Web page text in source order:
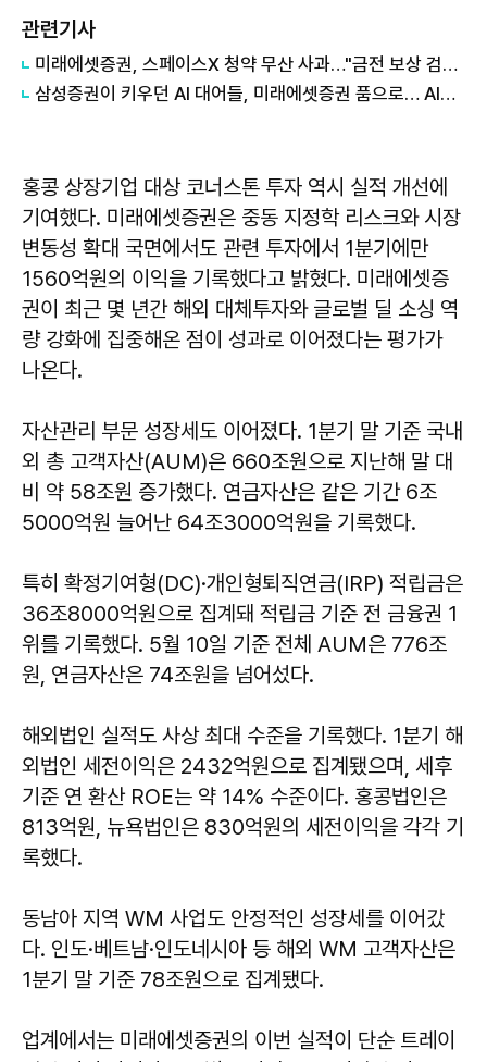
관련기사
미래에셋증권, 스페이스X 청약 무산 사과…"금전 보상 검토"
삼성증권이 키우던 AI 대어들, 미래에셋증권 품으로… AI기업 'IPO 주도권' 바뀐다
홍콩 상장기업 대상 코너스톤 투자 역시 실적 개선에
기여했다. 미래에셋증권은 중동 지정학 리스크와 시장
변동성 확대 국면에서도 관련 투자에서 1분기에만
1560억원의 이익을 기록했다고 밝혔다. 미래에셋증
권이 최근 몇 년간 해외 대체투자와 글로벌 딜 소싱 역
량 강화에 집중해온 점이 성과로 이어졌다는 평가가
나온다.
자산관리 부문 성장세도 이어졌다. 1분기 말 기준 국내
외 총 고객자산(AUM)은 660조원으로 지난해 말 대
비 약 58조원 증가했다. 연금자산은 같은 기간 6조
5000억원 늘어난 64조3000억원을 기록했다.
특히 확정기여형(DC)·개인형퇴직연금(IRP) 적립금은
36조8000억원으로 집계돼 적립금 기준 전 금융권 1
위를 기록했다. 5월 10일 기준 전체 AUM은 776조
원, 연금자산은 74조원을 넘어섰다.
해외법인 실적도 사상 최대 수준을 기록했다. 1분기 해
외법인 세전이익은 2432억원으로 집계됐으며, 세후
기준 연 환산 ROE는 약 14% 수준이다. 홍콩법인은
813억원, 뉴욕법인은 830억원의 세전이익을 각각 기
록했다.
동남아 지역 WM 사업도 안정적인 성장세를 이어갔
다. 인도·베트남·인도네시아 등 해외 WM 고객자산은
1분기 말 기준 78조원으로 집계됐다.
업계에서는 미래에셋증권의 이번 실적이 단순 트레이